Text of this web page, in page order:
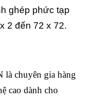
ghép phức tạp
2 đến 72 x 72.
là chuyên gia hàng
cao dành cho